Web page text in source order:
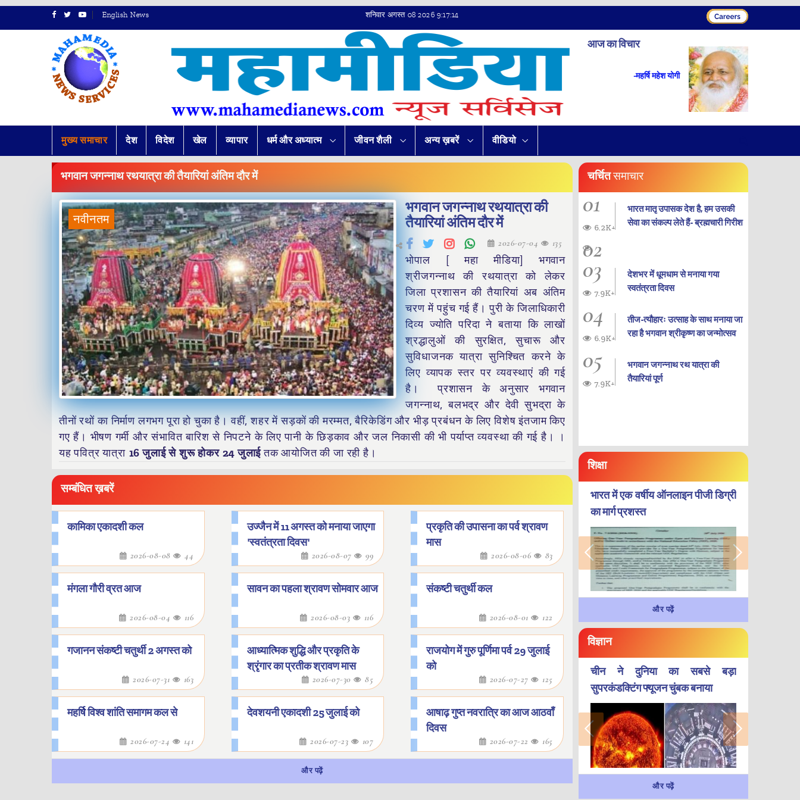
English News शनिवार अगस्त 08 2026 9:17:14
आज का विचार
-महर्षि महेश योगी
मुख्य समाचार देश विदेश खेल व्यापार धर्म और अध्यात्म जीवन शैली अन्य ख़बरें वीडियो
BREAKINGNEWS
भगवान जगन्नाथ रथयात्रा की तैयारियां अंतिम दौर में
नवीनतम
भगवान जगन्नाथ रथयात्रा की
तैयारियां अंतिम दौर में
2026-07-04 135
भोपाल [ महा मीडिया] भगवान
श्रीजगन्नाथ की रथयात्रा को लेकर
जिला प्रशासन की तैयारियां अब अंतिम
चरण में पहुंच गई हैं। पुरी के जिलाधिकारी
दिव्य ज्योति परिदा ने बताया कि लाखों
श्रद्धालुओं की सुरक्षित, सुचारू और
सुविधाजनक यात्रा सुनिश्चित करने के
लिए व्यापक स्तर पर व्यवस्थाएं की गई
है। प्रशासन के अनुसार भगवान
जगन्नाथ, बलभद्र और देवी सुभद्रा के
तीनों रथों का निर्माण लगभग पूरा हो चुका है। वहीं, शहर में सड़कों की मरम्मत, बैरिकेडिंग और भीड़ प्रबंधन के लिए विशेष इंतजाम किए
गए हैं। भीषण गर्मी और संभावित बारिश से निपटने के लिए पानी के छिड़काव और जल निकासी की भी पर्याप्त व्यवस्था की गई है। ।
यह पवित्र यात्रा 16 जुलाई से शुरू होकर 24 जुलाईतक आयोजित की जा रही है।
सम्बंधित ख़बरें
कामिका एकादशी कल
2026-08-08 44
उज्जैन में 11 अगस्त को मनाया जाएगा
'स्वतंत्रता दिवस'
2026-08-07 99
प्रकृति की उपासना का पर्व श्रावण
मास
2026-08-06 83
मंगला गौरी व्रत आज
2026-08-04 116
सावन का पहला श्रावण सोमवार आज
2026-08-03 116
संकष्टी चतुर्थी कल
2026-08-01 122
गजानन संकष्टी चतुर्थी 2 अगस्त को
2026-07-31 163
आध्यात्मिक शुद्धि और प्रकृति के
श्रृंगार का प्रतीक श्रावण मास
2026-07-30 85
राजयोग में गुरु पूर्णिमा पर्व 29 जुलाई
को
2026-07-27 125
महर्षि विश्व शांति समागम कल से
2026-07-24 141
देवशयनी एकादशी 25 जुलाई को
2026-07-23 107
आषाढ़ गुप्त नवरात्रि का आज आठवाँ
दिवस
2026-07-22 165
और पढ़ें
चर्चितसमाचार
01
भारत मातृ उपासक देश है, हम उसकी
सेवा का संकल्प लेते हैं- ब्रह्मचारी गिरीश
6.2K+
02
03
देशभर में धूमधाम से मनाया गया
स्वतंत्रता दिवस
7.9K+
04
तीज-त्यौहारः उत्साह के साथ मनाया जा
रहा है भगवान श्रीकृष्ण का जन्‍मोत्‍सव
6.9K+
05
भगवान जगन्नाथ रथ यात्रा की
तैयारियां पूर्ण
7.9K+
शिक्षा
भारत में एक वर्षीय ऑनलाइन पीजी डिग्री
का मार्ग प्रशस्त
और पढ़ें
विज्ञान
चीन ने दुनिया का सबसे बड़ा
सुपरकंडक्टिंग फ्यूजन चुंबक बनाया
और पढ़ें